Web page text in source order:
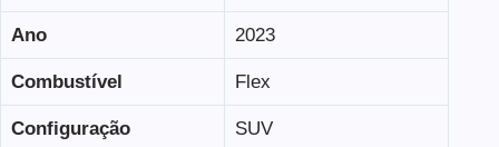
Ano 2023
Combustível Flex
Configuração SUV